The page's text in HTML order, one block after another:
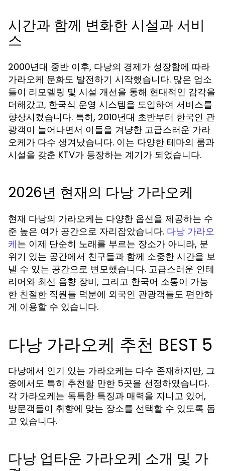
시간과 함께 변화한 시설과 서비
스
2000년대 중반 이후, 다낭의 경제가 성장함에 따라
가라오케 문화도 발전하기 시작했습니다. 많은 업소
들이 리모델링 및 시설 개선을 통해 현대적인 감각을
더해갔고, 한국식 운영 시스템을 도입하여 서비스를
향상시켰습니다. 특히, 2010년대 초반부터 한국인 관
광객이 늘어나면서 이들을 겨냥한 고급스러운 가라
오케가 다수 생겨났습니다. 이는 다양한 테마의 룸과
시설을 갖춘 KTV가 등장하는 계기가 되었습니다.
2026년 현재의 다낭 가라오케
현재 다낭의 가라오케는 다양한 옵션을 제공하는 수
준 높은 여가 공간으로 자리잡았습니다. 다낭 가라오
케는 이제 단순히 노래를 부르는 장소가 아니라, 분
위기 있는 공간에서 친구들과 함께 소중한 시간을 보
낼 수 있는 공간으로 변모했습니다. 고급스러운 인테
리어와 최신 음향 장비, 그리고 한국어 소통이 가능
한 친절한 직원들 덕분에 외국인 관광객들도 편안하
게 이용할 수 있습니다.
다낭 가라오케 추천 BEST 5
다낭에서 인기 있는 가라오케는 다수 존재하지만, 그
중에서도 특히 추천할 만한 5곳을 선정하였습니다.
각 가라오케는 독특한 특징과 매력을 지니고 있어,
방문객들이 취향에 맞는 장소를 선택할 수 있도록 돕
고 있습니다.
다낭 업타운 가라오케 소개 및 가